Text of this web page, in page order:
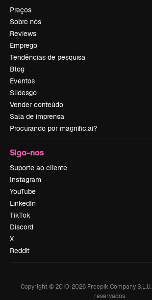
Preços
Sobre nós
Reviews
Emprego
Tendências de pesquisa
Blog
Eventos
Slidesgo
Vender conteúdo
Sala de imprensa
Procurando por magnific.ai?
Siga-nos
Suporte ao cliente
Instagram
YouTube
LinkedIn
TikTok
Discord
X
Reddit
Copyright © 2010-2026Freepik Company S.L.U.
reservados.